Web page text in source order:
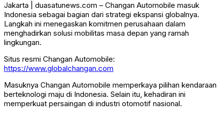
Jakarta | duasatunews.com – Changan Automobile masuk
Indonesia sebagai bagian dari strategi ekspansi globalnya.
Langkah ini menegaskan komitmen perusahaan dalam
menghadirkan solusi mobilitas masa depan yang ramah
lingkungan.
Situs resmi Changan Automobile:
https://www.globalchangan.com
Masuknya Changan Automobile memperkaya pilihan kendaraan
berteknologi maju di Indonesia. Selain itu, kehadiran ini
memperkuat persaingan di industri otomotif nasional.